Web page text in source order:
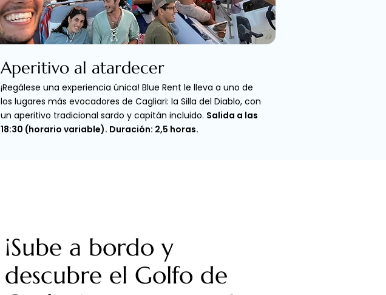
Aperitivo al atardecer
¡Regálese una experiencia única! Blue Rent le lleva a uno de
los lugares más evocadores de Cagliari: la Silla del Diablo, con
un aperitivo tradicional sardo y capitán incluido. Salida a las
18:30 (horario variable). Duración: 2,5 horas.
¡Sube a bordo y
descubre el Golfo de